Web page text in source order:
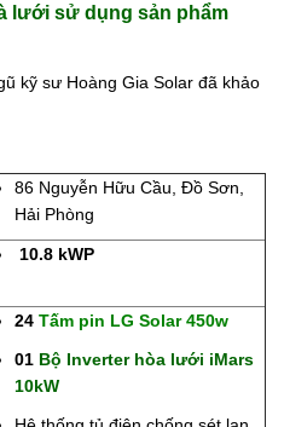
lưới sử dụng sản phẩm
kỹ sư Hoàng Gia Solar đã khảo
86 Nguyễn Hữu Cầu, Đồ Sơn,
Hải Phòng
10.8 kWP
24 Tấm pin LG Solar 450w
01 Bộ Inverter hòa lưới iMars
10kW